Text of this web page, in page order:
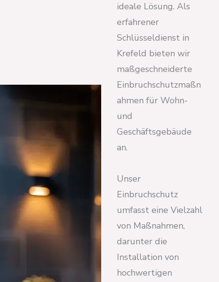
ideale Lösung. Als
erfahrener
Schlüsseldienst in
Krefeld bieten wir
maßgeschneiderte
Einbruchschutzmaßn
ahmen für Wohn-
und
Geschäftsgebäude
an.
Unser
Einbruchschutz
umfasst eine Vielzahl
von Maßnahmen,
darunter die
Installation von
hochwertigen